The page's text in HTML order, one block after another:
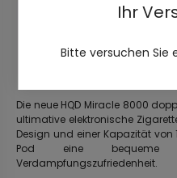
Ihr
Bitte versuchen Sie
Die neue HQD Miracle 8000
ultimative elektronische
Design und einer Kapazität von
Pod eine
Verdampfungszufriedenheit.